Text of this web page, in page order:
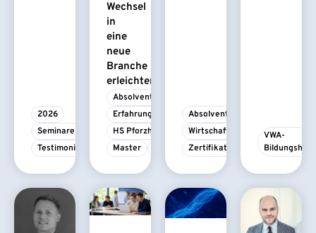
2026
Seminare
Testimonial
Wechsel
in
eine
neue
Branche
erleichtert
Absolvent/-in
Erfahrungsbericht
HS Pforzheim
Master
Absolvent/-in
Wirtschaftspsychologie
Zertifikatskurs
VWA-
Bildungshaus